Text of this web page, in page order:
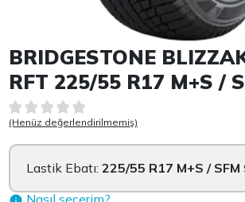
Item 1 of 1
BRIDGESTONE
RFT 225/55 R17 M+S /
(Henüz değerlendirilmemiş)
Lastik Ebatı:225/55 R17 M+S / SFM
Nasıl seçerim?